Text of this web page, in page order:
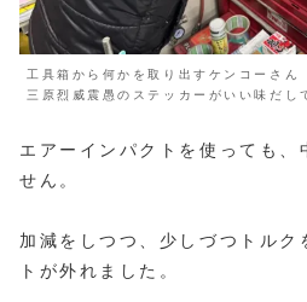
工具箱から何かを取り出すケンコーさん
三原烈威震愚のステッカーがいい味だし
エアーインパクトを使っても、
せん。
加減をしつつ、少しづつトルク
トが外れました。